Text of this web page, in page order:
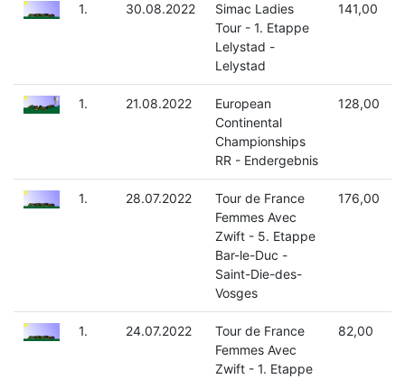
1. 30.08.2022
Simac Ladies
Tour - 1. Etappe
Lelystad -
Lelystad
141,00
1. 21.08.2022
European
Continental
Championships
RR - Endergebnis
128,00
1. 28.07.2022
Tour de France
Femmes Avec
Zwift - 5. Etappe
Bar-le-Duc -
Saint-Die-des-
Vosges
176,00
1. 24.07.2022
Tour de France
Femmes Avec
Zwift - 1. Etappe
82,00